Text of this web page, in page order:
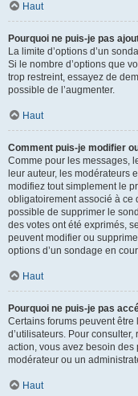
Haut
Pourquoi ne puis-je pas
La limite d’options d’un
Si le nombre d’options que
trop restreint, essayez de
possible de l’augmenter.
Haut
Comment puis-je modifier
Comme pour les messages,
leur auteur, les modérateurs
modifiez tout simplement le
obligatoirement associé à ce
possible de supprimer le
des votes ont été exprimés,
peuvent modifier ou
options d’un sondage en
Haut
Pourquoi ne puis-je pas
Certains forums peuvent
d’utilisateurs. Pour
action, vous avez besoin
modérateur ou un
Haut